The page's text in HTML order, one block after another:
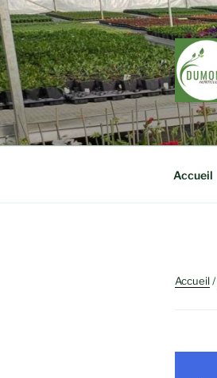
Aller
au
contenu
principal
Accueil
Accueil/